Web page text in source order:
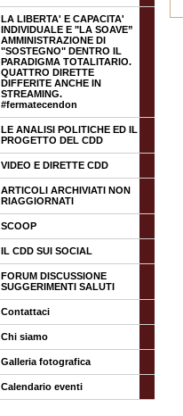
LA LIBERTA' E CAPACITA'
INDIVIDUALE E "LA SOAVE”
AMMINISTRAZIONE DI
"SOSTEGNO" DENTRO IL
PARADIGMA TOTALITARIO.
QUATTRO DIRETTE
DIFFERITE ANCHE IN
STREAMING.
#fermatecendon
LE ANALISI POLITICHE ED IL
PROGETTO DEL CDD
VIDEO E DIRETTE CDD
ARTICOLI ARCHIVIATI NON
RIAGGIORNATI
SCOOP
IL CDD SUI SOCIAL
FORUM DISCUSSIONE
SUGGERIMENTI SALUTI
Contattaci
Chi siamo
Galleria fotografica
Calendario eventi